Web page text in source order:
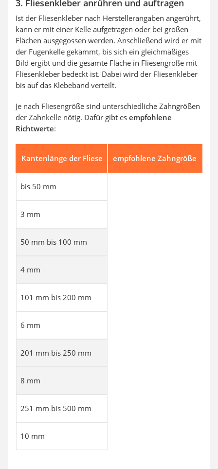
3. Fliesenkleber anrühren und auftragen
Ist der Fliesenkleber nach Herstellerangaben angerührt,
kann er mit einer Kelle aufgetragen oder bei großen
Flächen ausgegossen werden. Anschließend wird er mit
der Fugenkelle gekämmt, bis sich ein gleichmäßiges
Bild ergibt und die gesamte Fläche in Fliesengröße mit
Fliesenkleber bedeckt ist. Dabei wird der Fliesenkleber
bis auf das Klebeband verteilt.
Je nach Fliesengröße sind unterschiedliche Zahngrößen
der Zahnkelle nötig. Dafür gibt es empfohlene
Richtwerte:
Kantenlänge der Fliese empfohlene Zahngröße
bis 50 mm
3 mm
50 mm bis 100 mm
4 mm
101 mm bis 200 mm
6 mm
201 mm bis 250 mm
8 mm
251 mm bis 500 mm
10 mm